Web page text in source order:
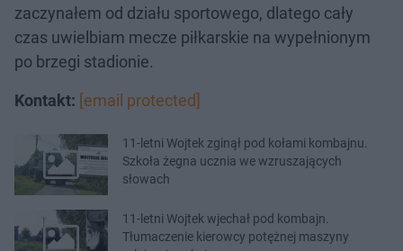
zaczynałem od działu sportowego, dlatego cały
czas uwielbiam mecze piłkarskie na wypełnionym
po brzegi stadionie.
Kontakt: [email protected]
11-letni Wojtek zginął pod kołami kombajnu.
Szkoła żegna ucznia we wzruszających
słowach
11-letni Wojtek wjechał pod kombajn.
Tłumaczenie kierowcy potężnej maszyny